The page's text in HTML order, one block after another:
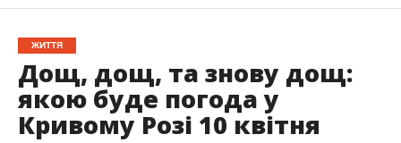
ЖИТТЯ
Дощ, дощ, та знову дощ:
якою буде погода у
Кривому Розі 10 квітня